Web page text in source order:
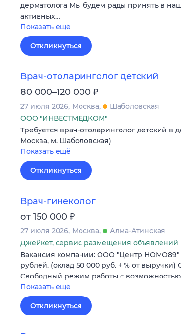
дерматолога Мы будем рады принять в
активных…
Показать ещё
Откликнуться
Врач-отоларинголог детский
80 000–120 000 ₽
27 июля 2026 Москва
Шаболовская
ООО "ИНВЕСТМЕДКОМ"
Требуется врач-отоларинголог детский в
Москва, м. Шаболовская)
Показать ещё
Откликнуться
Врач-гинеколог
от 150 000 ₽
27 июля 2026 Москва
Алма-Атинская
Джейкет, сервис размещения объявлений
Вакансия компании: ООО "Центр НОМО89"
рублей. (оклад 50 000 руб. + % от
Свободный режим работы с возможностью
Показать ещё
Откликнуться